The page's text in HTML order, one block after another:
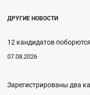
ДРУГИЕ НОВОСТИ
12 кандидатов
07.08.2026
Зарегистрированы два